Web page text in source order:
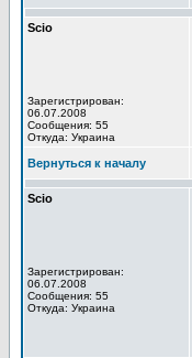
Scio
Зарегистрирован:
06.07.2008
Сообщения: 55
Откуда: Украина
Вернуться к началу
Scio
Зарегистрирован:
06.07.2008
Сообщения: 55
Откуда: Украина